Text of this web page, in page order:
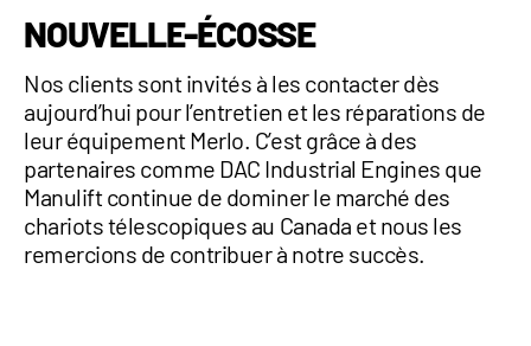
NOUVELLE-ÉCOSSE
Nos clients sont invités à les contacter dès
aujourd’hui pour l’entretien et les réparations de
leur équipement Merlo. C’est grâce à des
partenaires comme DAC Industrial Engines que
Manulift continue de dominer le marché des
chariots télescopiques au Canada et nous les
remercions de contribuer à notre succès.